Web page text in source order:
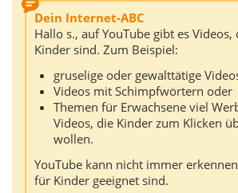
Dein Internet-ABC
Hallo s., auf YouTube gibt es
Kinder sind. Zum Beispiel:
gruselige oder gewalttätige
Videos mit Schimpfwörtern oder
Themen für Erwachsene viel
Videos, die Kinder zum Klicken
wollen.
YouTube kann nicht immer
für Kinder geeignet sind.